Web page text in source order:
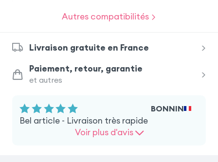
Samsung Galaxy A32 4G
Samsung Galaxy A13
Samsung Galaxy A41
Samsung Galaxy A10
Samsung Galaxy S20
Autres compatibilités
Livraison gratuite en France
Paiement, retour, garantie
et autres
BONNIN
Bel article - Livraison très rapide
Voir plus d'avis